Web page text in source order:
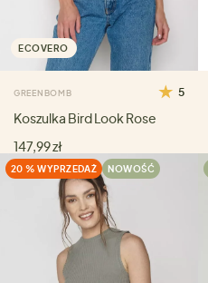
ECOVERO
GREENBOMB 5
Koszulka Bird Look Rose
147,99 zł
20 % WYPRZEDAŻ NOWOŚĆ